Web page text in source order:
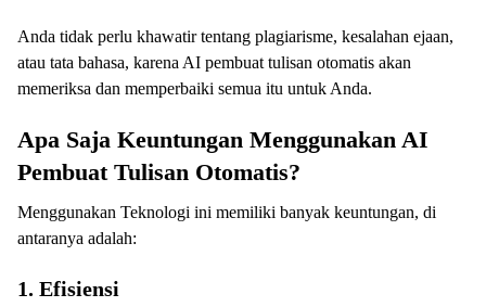
Anda tidak perlu khawatir tentang plagiarisme, kesalahan ejaan,
atau tata bahasa, karena AI pembuat tulisan otomatis akan
memeriksa dan memperbaiki semua itu untuk Anda.
Apa Saja Keuntungan Menggunakan AI
Pembuat Tulisan Otomatis?
Menggunakan Teknologi ini memiliki banyak keuntungan, di
antaranya adalah:
1. Efisiensi